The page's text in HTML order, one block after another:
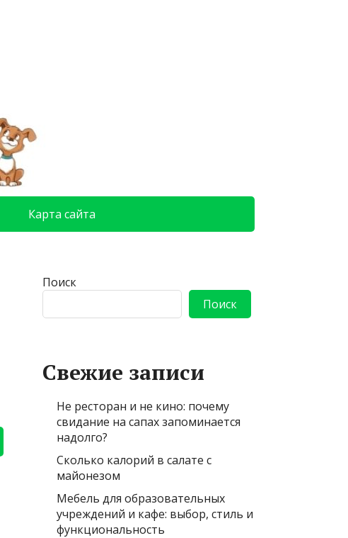
Карта сайта
Поиск
Поиск
Свежие записи
Не ресторан и не кино: почему
свидание на сапах запоминается
надолго?
Сколько калорий в салате с
майонезом
Мебель для образовательных
учреждений и кафе: выбор, стиль и
функциональность